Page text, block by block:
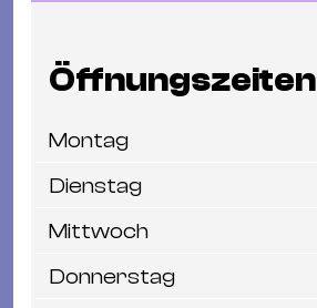
Öffnungszeiten
Montag
Dienstag
Mittwoch
Donnerstag